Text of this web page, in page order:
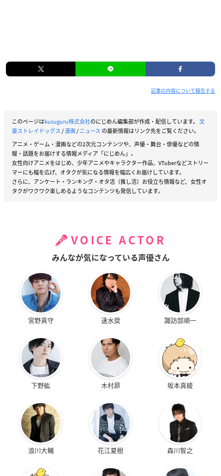
記事の内容について報告する
このページはkusuguru株式会社のにじめん編集部が作成・配信しています。 文
豪ストレイドッグス/漫画/ニュース の最新情報はリンク先をご覧ください。
アニメ・ゲーム・漫画などの2次元コンテンツや、声優・舞台・俳優などの情
報・話題をお届けする情報メディア「にじめん」。
女性向けアニメをはじめ、少年アニメやキャラクター作品、VTuberなどストリー
マーにも幅を広げ、オタクが気になる情報を幅広くお届けしています。
さらに、アンケート・ランキング・オタ活（推し活）お役立ち情報など、女性オ
タクがワクワク楽しめるようなコンテンツも発信しています。
VOICE ACTOR
みんなが気になっている声優さん
宮野真守 速水奨 諏訪部順一
下野紘 木村昴 坂本真綾
浪川大輔 花江夏樹 森川智之